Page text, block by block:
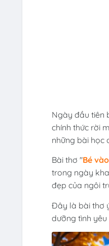
Ngày đầu tiên
chính thức rời
những bài học
Bài thơ "Bé
trong ngày
đẹp của ngôi
Đây là bài thơ
dưỡng tình